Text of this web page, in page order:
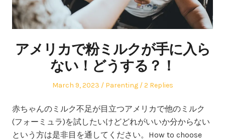
アメリカで粉ミルクが手に入ら
ない！どうする？！
Posted
March 9, 2023
Posted
Parenting 2 Replies
赤ちゃんのミルク不足が目立つアメリカで他のミルク
(フォーミュラ)を試したいけどどれがいいか分からない
という方は是非目を通してください。How to choose